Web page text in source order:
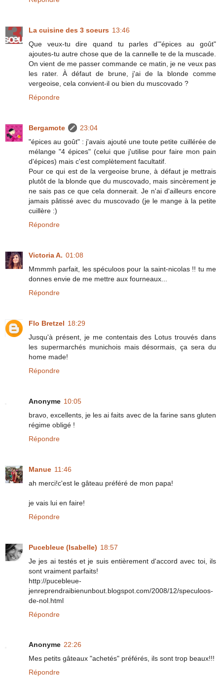
La cuisine des 3 soeurs 13:46
Que veux-tu dire quand tu parles d'"épices au goût"
ajoutes-tu autre chose que de la cannelle te de la muscade.
On vient de me passer commande ce matin, je ne veux pas
les rater. À défaut de brune, j'ai de la blonde comme
vergeoise, cela convient-il ou bien du muscovado ?
Répondre
Bergamote
23:04
"épices au goût" : j'avais ajouté une toute petite cuillérée de
mélange "4 épices" (celui que j'utilise pour faire mon pain
d'épices) mais c'est complètement facultatif.
Pour ce qui est de la vergeoise brune, à défaut je mettrais
plutôt de la blonde que du muscovado, mais sincèrement je
ne sais pas ce que cela donnerait. Je n'ai d'ailleurs encore
jamais pâtissé avec du muscovado (je le mange à la petite
cuillère :)
Répondre
Victoria A. 01:08
Mmmmh parfait, les spéculoos pour la saint-nicolas !! tu me
donnes envie de me mettre aux fourneaux...
Répondre
Flo Bretzel 18:29
Jusqu'à présent, je me contentais des Lotus trouvés dans
les supermarchés munichois mais désormais, ça sera du
home made!
Répondre
Anonyme 10:05
bravo, excellents, je les ai faits avec de la farine sans gluten
régime obligé !
Répondre
Manue 11:46
ah merci!c'est le gâteau préféré de mon papa!
je vais lui en faire!
Répondre
Pucebleue (Isabelle) 18:57
Je jes ai testés et je suis entièrement d'accord avec toi, ils
sont vraiment parfaits!
http://pucebleue-
jenreprendraibienunbout.blogspot.com/2008/12/speculoos-
de-nol.html
Répondre
Anonyme 22:26
Mes petits gâteaux "achetés" préférés, ils sont trop beaux!!!
Répondre